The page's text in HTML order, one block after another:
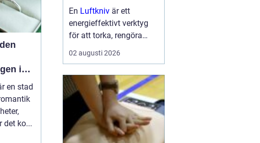
i
en stad
det ko...
modern industri
En Luftkniv är ett
energieffektivt verktyg
för att torka, rengöra
eller kyla produkter i
rörelse. Tekniken bygger
koncentrerad luftström
som blåser bort vatten,
damm, smuts eller
överskottsvätska ...
02 augusti 2026